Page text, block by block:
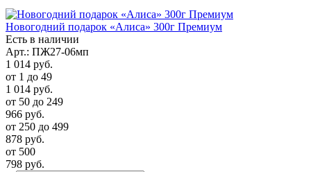
Новогодний подарок «Алиса» 300г Премиум
Есть в наличии
Арт.: ПЖ27-06мп
1 014 руб.
от 1 до 49
1 014 руб.
от 50 до 249
966 руб.
от 250 до 499
878 руб.
от 500
798 руб.